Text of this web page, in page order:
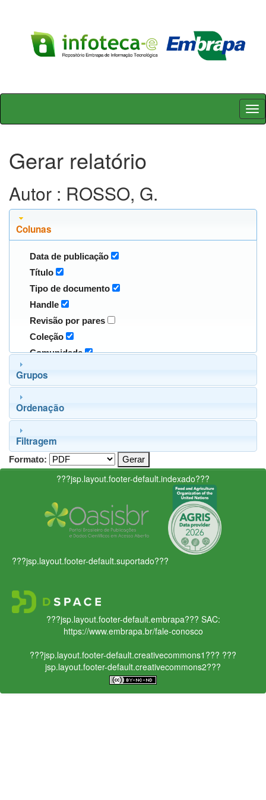
Skip
Gerar relatório
Autor : ROSSO, G.
Colunas
Data de publicação
Título
Tipo de documento
Handle
Revisão por pares
Coleção
Comunidade
Grupos
Ordenação
Filtragem
Formato:
???jsp.layout.footer-default.indexado???
???jsp.layout.footer-default.suportado???
???jsp.layout.footer-default.embrapa??? SAC:
https://www.embrapa.br/fale-conosco
???jsp.layout.footer-default.creativecommons1??? ???
jsp.layout.footer-default.creativecommons2???